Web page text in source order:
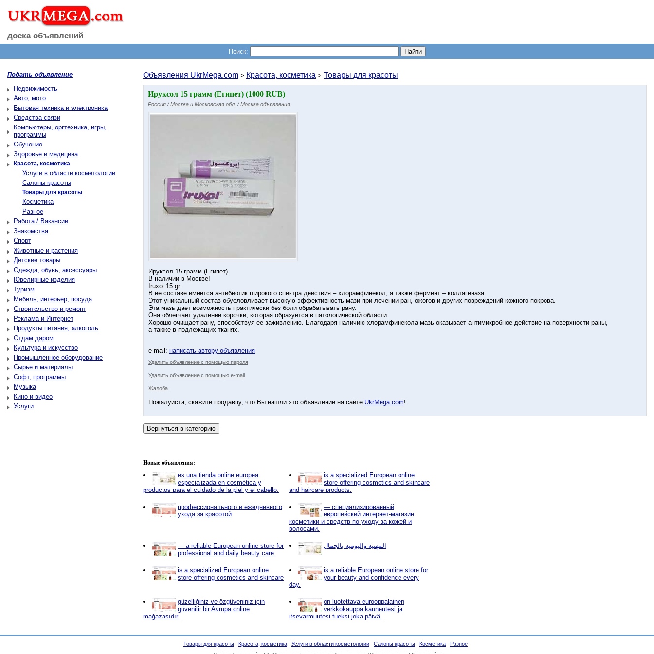
доска объявлений
Поиск:
Подать объявление
Недвижимость
Авто, мото
Бытовая техника и электроника
Средства связи
Компьютеры, оргтехника, игры,
программы
Обучение
Здоровье и медицина
Красота, косметика
Услуги в области косметологии
Салоны красоты
Товары для красоты
Косметика
Разное
Работа / Вакансии
Знакомства
Спорт
Животные и растения
Детские товары
Одежда, обувь, аксессуары
Ювелирные изделия
Туризм
Мебель, интерьер, посуда
Строительство и ремонт
Реклама и Интернет
Продукты питания, алкоголь
Отдам даром
Культура и искусство
Промышленное оборудование
Сырье и материалы
Софт, программы
Музыка
Кино и видео
Услуги
Объявления UkrMega.com > Красота, косметика > Товары для красоты
Ируксол 15 грамм (Египет) (1000 RUB)
Россия /Москва и Московская обл. /Москва объявления
Ируксол 15 грамм (Египет)
В наличии в Москве!
Iruxol 15 gr.
В ее составе имеется антибиотик широкого спектра действия – хлорамфинекол, а также фермент – коллагеназа.
Этот уникальный состав обусловливает высокую эффективность мази при лечении ран, ожогов и других повреждений кожного покрова.
Эта мазь дает возможность практически без боли обрабатывать рану.
Она облегчает удаление корочки, которая образуется в патологической области.
Хорошо очищает рану, способствуя ее заживлению. Благодаря наличию хлорамфинекола мазь оказывает антимикробное действие на поверхности раны,
а также в подлежащих тканях.
e-mail: написать автору объявления
Удалить объявление с помощью пароля
Удалить объявление с помощью e-mail
Жалоба
Пожалуйста, скажите продавцу, что Вы нашли это объявление на сайте UkrMega.com!
Новые объявления:
es una tienda online europea
especializada en cosmética y
productos para el cuidado de la piel y el cabello.
is a specialized European online
store offering cosmetics and skincare
and haircare products.
профессионального и ежедневного
ухода за красотой
— специализированный
европейский интернет-магазин
косметики и средств по уходу за кожей и
волосами.
— a reliable European online store for
professional and daily beauty care.
المهنية واليومية بالجمال
is a specialized European online
store offering cosmetics and skincare
is a reliable European online store for
your beauty and confidence every
day.
güzelliğiniz ve özgüveniniz için
güvenilir bir Avrupa online
mağazasıdır.
on luotettava eurooppalainen
verkkokauppa kauneutesi ja
itsevarmuutesi tueksi joka päivä.
Товары для красоты Красота, косметика Услуги в области косметологии Салоны красоты Косметика
Разное